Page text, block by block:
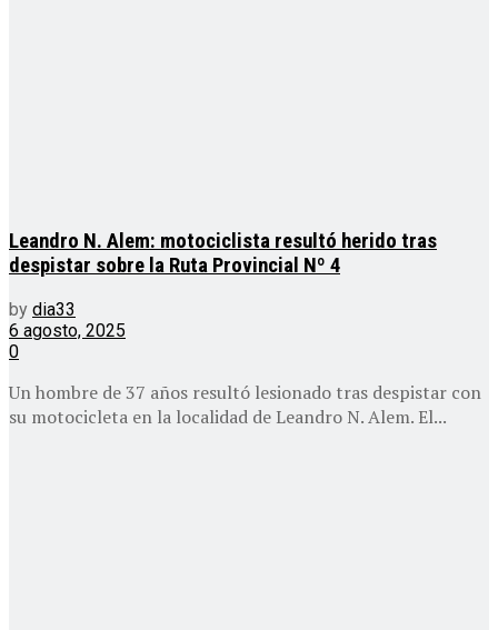
Leandro N. Alem: motociclista resultó herido tras
despistar sobre la Ruta Provincial Nº 4
by dia33
6 agosto, 2025
0
Un hombre de 37 años resultó lesionado tras despistar con
su motocicleta en la localidad de Leandro N. Alem. El...